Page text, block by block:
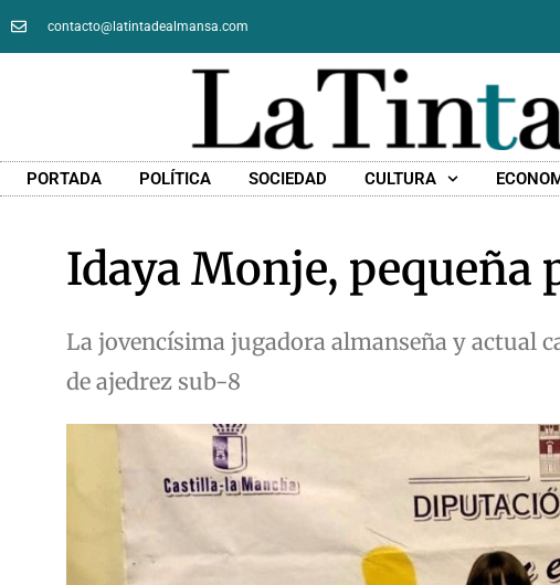
contacto@latintadealmansa.com
PORTADA POLÍTICA SOCIEDAD CULTURA
Idaya Monje, pequeña
La jovencísima jugadora almanseña y actual
de ajedrez sub-8